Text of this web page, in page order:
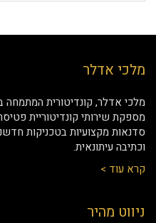
מלכי אדלר
מלכי אדלר, קונדיטורית המתמחה
מספקת שירותי קונדיטוריית
סדנאות מקצועיות בטכניקות
וכתיבה עיתונאית.
קרא עוד >
ניווט מהיר